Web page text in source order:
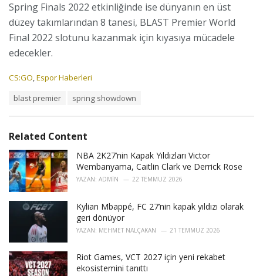
Spring Finals 2022 etkinliğinde ise dünyanın en üst
düzey takımlarından 8 tanesi, BLAST Premier World
Final 2022 slotunu kazanmak için kıyasıya mücadele
edecekler.
C
r
i
e
s
:
CS:GO,Espor Haberleri
:
blast premier spring showdown
Related Content
NBA 2K27’nin Kapak Yıldızları Victor
Wembanyama, Caitlin Clark ve Derrick Rose
YAZAN: ADMIN 22 TEMMUZ 2026
Kylian Mbappé, FC 27’nin kapak yıldızı olarak
geri dönüyor
YAZAN: MEHMET NALÇAKAN 21 TEMMUZ 2026
Riot Games, VCT 2027 için yeni rekabet
ekosistemini tanıttı